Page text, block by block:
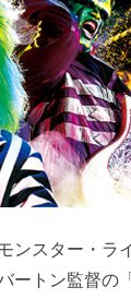
ンスター・ラ
ートン監督の